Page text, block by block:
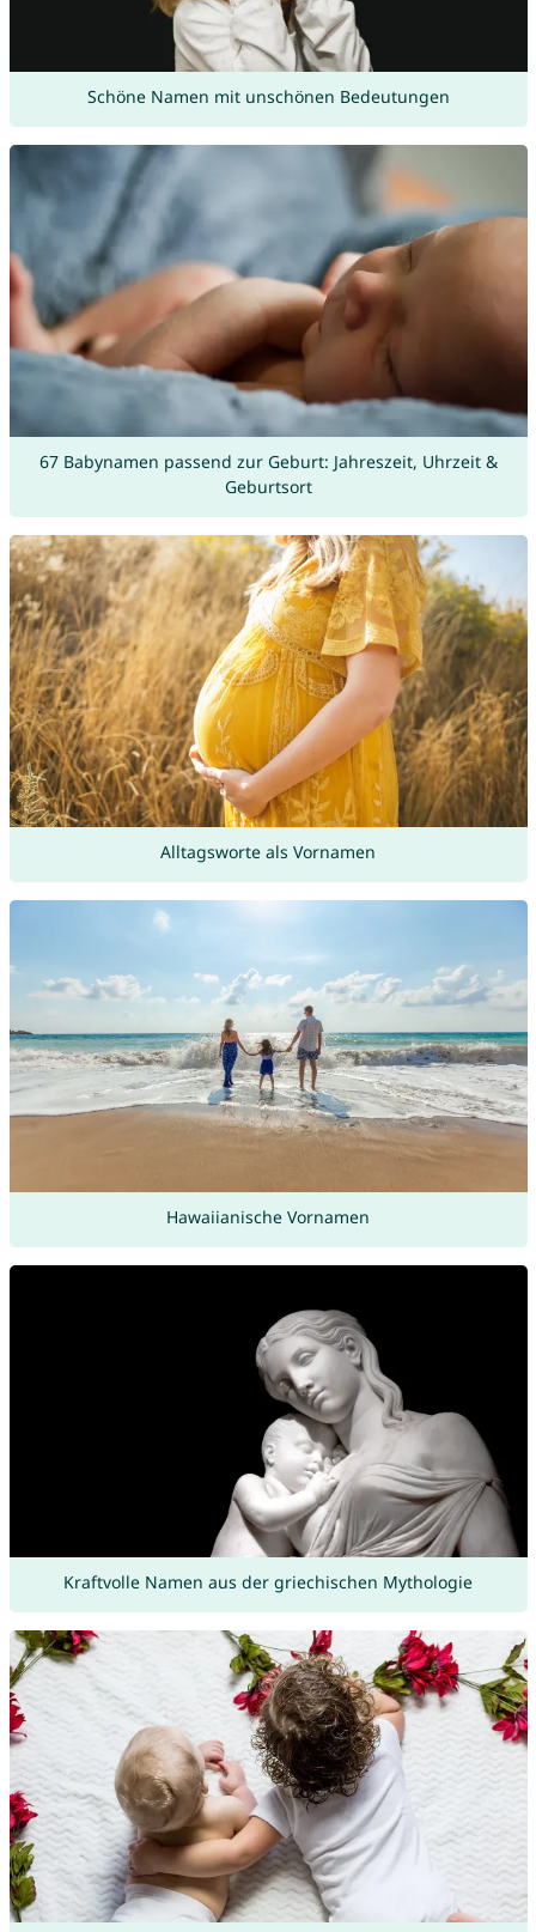
Schöne Namen mit unschönen Bedeutungen
67 Babynamen passend zur Geburt: Jahreszeit, Uhrzeit &
Geburtsort
Alltagsworte als Vornamen
Hawaiianische Vornamen
Kraftvolle Namen aus der griechischen Mythologie